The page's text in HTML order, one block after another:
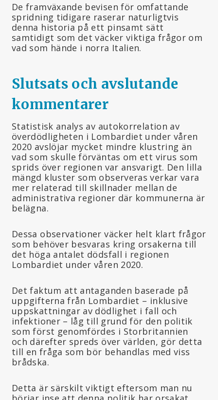
De framväxande bevisen för omfattande
spridning tidigare raserar naturligtvis
denna historia på ett pinsamt sätt
samtidigt som det väcker viktiga frågor om
vad som hände i norra Italien.
Slutsats och avslutande
kommentarer
Statistisk analys av autokorrelation av
överdödligheten i Lombardiet under våren
2020 avslöjar mycket mindre klustring än
vad som skulle förväntas om ett virus som
sprids över regionen var ansvarigt. Den lilla
mängd kluster som observeras verkar vara
mer relaterad till skillnader mellan de
administrativa regioner där kommunerna är
belägna.
Dessa observationer väcker helt klart frågor
som behöver besvaras kring orsakerna till
det höga antalet dödsfall i regionen
Lombardiet under våren 2020.
Det faktum att antaganden baserade på
uppgifterna från Lombardiet – inklusive
uppskattningar av dödlighet i fall och
infektioner – låg till grund för den politik
som först genomfördes i Storbritannien
och därefter spreds över världen, gör detta
till en fråga som bör behandlas med viss
brådska.
Detta är särskilt viktigt eftersom man nu